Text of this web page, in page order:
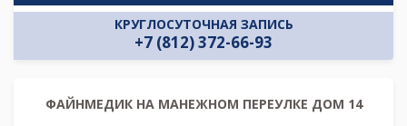
КРУГЛОСУТОЧНАЯ ЗАПИСЬ
+7 (812) 372-66-93
ФАЙНМЕДИК НА МАНЕЖНОМ ПЕРЕУЛКЕ ДОМ 14